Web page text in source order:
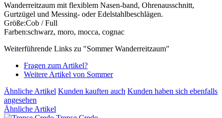
Wanderreitzaum mit flexiblem Nasen-band, Ohrenausschnitt,
Gurtzügel und Messing- oder Edelstahlbeschlägen.
Größe:Cob / Full
Farben:schwarz, moro, mocca, cognac
Weiterführende Links zu "Sommer Wanderreitzaum"
Fragen zum Artikel?
Weitere Artikel von Sommer
Ähnliche Artikel Kunden kauften auch Kunden haben sich ebenfalls
angesehen
Ähnliche Artikel